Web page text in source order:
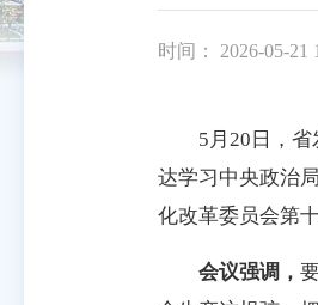
时间： 2026-05-21
5月20日，省发
达学习中央政治
化改革委员会第
会议强调，